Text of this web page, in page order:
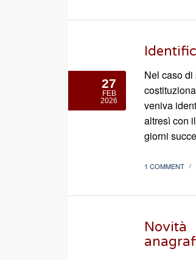
27
FEB
2026
Nel caso
veniva
altresì con
giorni
1 COMMENT /